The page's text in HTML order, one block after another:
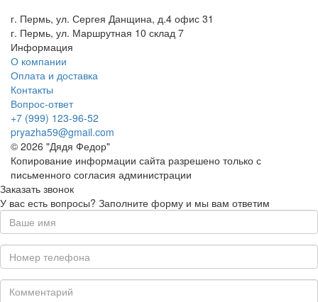
г. Пермь, ул. Сергея Данщина, д.4 офис 31
г. Пермь, ул. Маршрутная 10 склад 7
Информация
О компании
Оплата и доставка
Контакты
Вопрос-ответ
+7 (999) 123-96-52
pryazha59@gmail.com
© 2026 "Дядя Федор"
Копирование информации сайта разрешено только с
письменного согласия администрации
Заказать звонок
У вас есть вопросы? Заполните форму и мы вам ответим